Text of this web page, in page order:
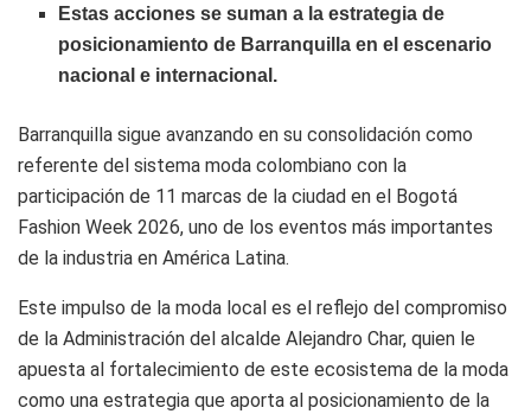
Estas acciones se suman a la estrategia de
posicionamiento de Barranquilla en el escenario
nacional e internacional.
Barranquilla sigue avanzando en su consolidación como
referente del sistema moda colombiano con la
participación de 11 marcas de la ciudad en el Bogotá
Fashion Week 2026, uno de los eventos más importantes
de la industria en América Latina.
Este impulso de la moda local es el reflejo del compromiso
de la Administración del alcalde Alejandro Char, quien le
apuesta al fortalecimiento de este ecosistema de la moda
como una estrategia que aporta al posicionamiento de la